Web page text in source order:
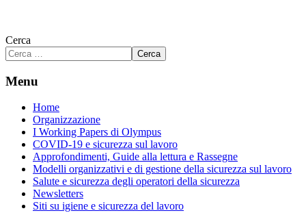
Cerca
Cerca
Menu
Home
Organizzazione
I Working Papers di Olympus
COVID-19 e sicurezza sul lavoro
Approfondimenti, Guide alla lettura e Rassegne
Modelli organizzativi e di gestione della sicurezza sul lavoro
Salute e sicurezza degli operatori della sicurezza
Newsletters
Siti su igiene e sicurezza del lavoro